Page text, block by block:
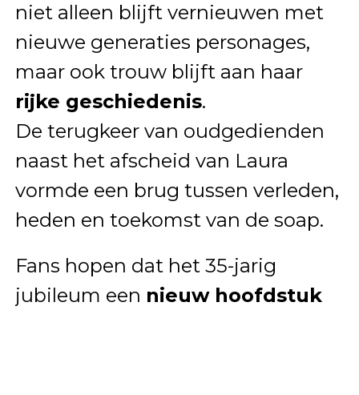
niet alleen blijft vernieuwen met
nieuwe generaties personages,
maar ook trouw blijft aan haar
rijke geschiedenis.
De terugkeer van oudgedienden
naast het afscheid van Laura
vormde een brug tussen verleden,
heden en toekomst van de soap.
Fans hopen dat het 35-jarig
jubileum een nieuw hoofdstuk